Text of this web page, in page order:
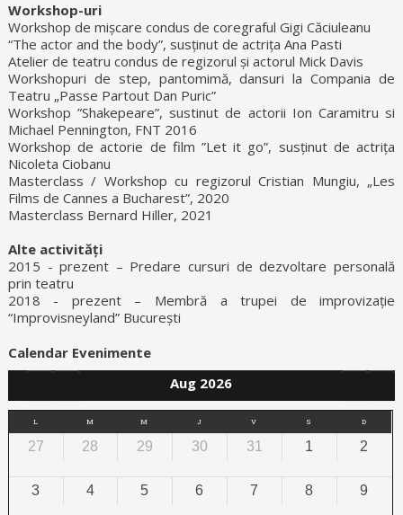
Workshop-uri
Workshop de mișcare condus de coregraful Gigi Căciuleanu
“The actor and the body”, susținut de actrița Ana Pasti
Atelier de teatru condus de regizorul și actorul Mick Davis
Workshopuri de step, pantomimă, dansuri la Compania de
Teatru „Passe Partout Dan Puric”
Workshop ”Shakepeare”, sustinut de actorii Ion Caramitru si
Michael Pennington, FNT 2016
Workshop de actorie de film ”Let it go”, susținut de actrița
Nicoleta Ciobanu
Masterclass / Workshop cu regizorul Cristian Mungiu, „Les
Films de Cannes a Bucharest”, 2020
Masterclass Bernard Hiller, 2021
Alte activități
2015 - prezent – Predare cursuri de dezvoltare personală
prin teatru
2018 - prezent – Membră a trupei de improvizație
“Improvisneyland” București
Calendar Evenimente
Aug 2026
L M M J V S D
27 28 29 30 31 1 2
3 4 5 6 7 8 9